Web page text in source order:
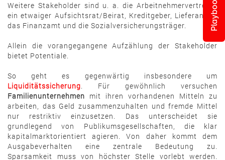
Weitere Stakeholder sind u. a. die Arbeitnehmervertreter,
ein etwaiger Aufsichtsrat/Beirat, Kreditgeber, Lieferanten,
das Finanzamt und die Sozialversicherungsträger.
Allein die vorangegangene Aufzählung der Stakeholder
bietet Potentiale.
So geht es gegenwärtig insbesondere um
Liquiditätssicherung . Für gewöhnlich versuchen
Familienunternehmen mit ihren vorhandenen Mitteln zu
arbeiten, das Geld zusammenzuhalten und fremde Mittel
nur restriktiv einzusetzen. Das unterscheidet sie
grundlegend von Publikumsgesellschaften, die klar
kapitalmarktorientiert agieren. Von daher kommt dem
Ausgabeverhalten eine zentrale Bedeutung zu.
Sparsamkeit muss von höchster Stelle vorlebt werden.
Playbook